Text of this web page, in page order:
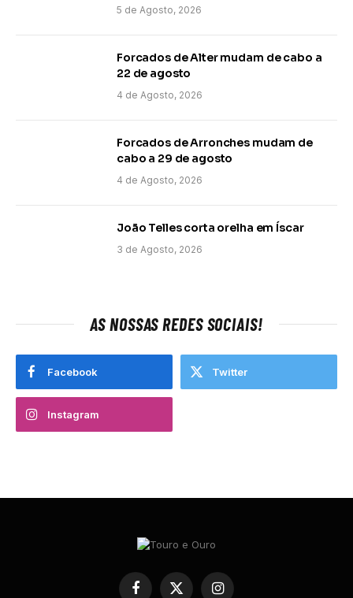
5 de Agosto, 2026
Forcados de Alter mudam de cabo a
22 de agosto
4 de Agosto, 2026
Forcados de Arronches mudam de
cabo a 29 de agosto
4 de Agosto, 2026
João Telles corta orelha em Íscar
3 de Agosto, 2026
AS NOSSAS REDES SOCIAIS!
Facebook Twitter
Instagram
Facebook
X Instagram